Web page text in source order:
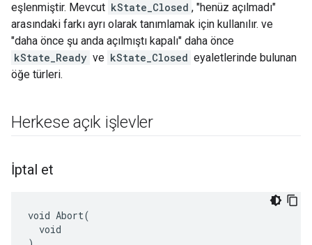
eşlenmiştir. Mevcut kState_Closed , "henüz açılmadı"
arasındaki farkı ayrı olarak tanımlamak için kullanılır. ve
"daha önce şu anda açılmıştı kapalı" daha önce
kState_Ready ve kState_Closed eyaletlerinde bulunan
öğe türleri.
Herkese açık işlevler
İptal et
void Abort(
  void